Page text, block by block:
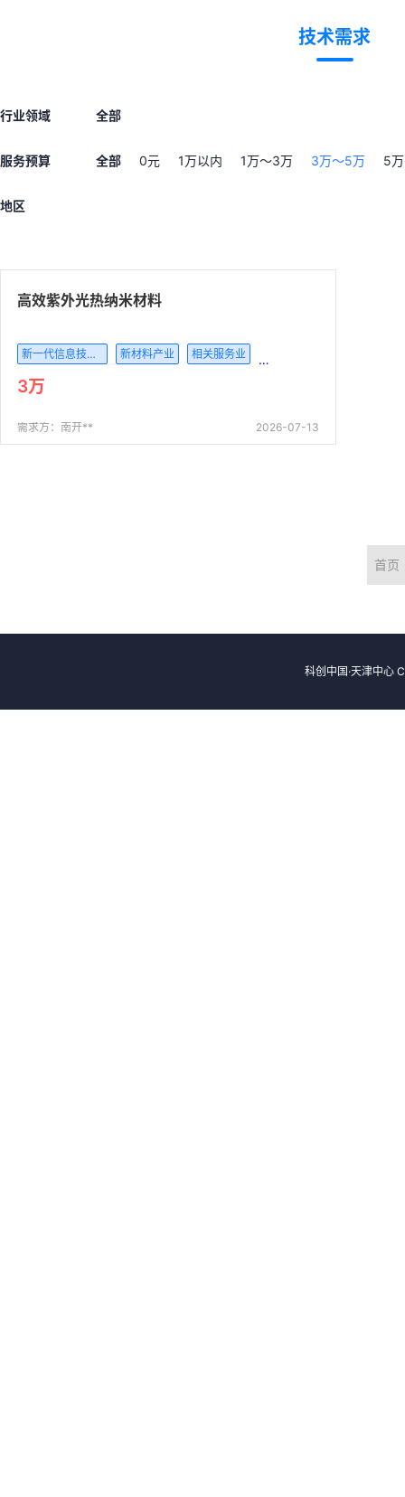
技术需求
行业领域 全部
服务预算 全部 0元 1万以内 1万～3万 3万～5万 5
地区
高效紫外光热纳米材料
新一代信息技术产业 新材料产业 相关服务业
3万
需求方：南开** 2026-07-13
首页
科创中国·天津中心